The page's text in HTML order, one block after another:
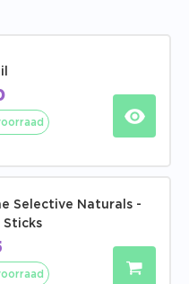
Selective Naturals -
Sticks